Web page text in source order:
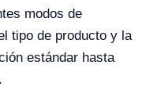
modos de
tipo de producto y la
estándar hasta